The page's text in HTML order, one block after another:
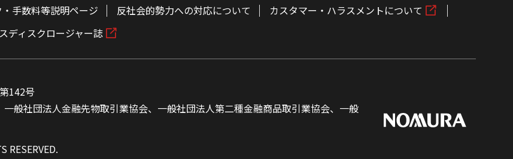
・手数料等説明ページ 反社会的勢力への対応について
カスタマー・ハラスメントについて
ディスクロージャー誌
142号
般社団法人金融先物取引業協会、一般社団法人第二種金融商品取引業協会、一般
RESERVED.